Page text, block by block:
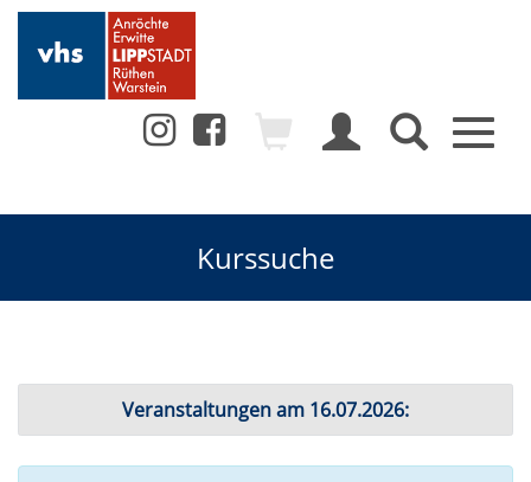
Toggle
Kurssuche
Veranstaltungen am 16.07.2026: